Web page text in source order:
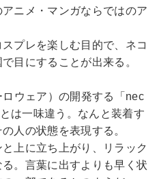
ニメ・マンガならではのア
プレを楽しむ目的で、ネコ
目にすることが出来る。
ウェア）の開発する「nec
は一味違う。なんと装着す
人の状態を表現する。
上に立ち上がり、リラック
。言葉に出すよりも早く状